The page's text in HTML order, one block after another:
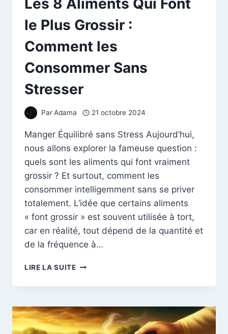
le Plus Grossir :
Comment les
Consommer Sans
Stresser
ParAdama 21 octobre 2024
Manger Équilibré sans Stress Aujourd’hui,
nous allons explorer la fameuse question :
quels sont les aliments qui font vraiment
grossir ? Et surtout, comment les
consommer intelligemment sans se priver
totalement. L’idée que certains aliments
« font grossir » est souvent utilisée à tort,
car en réalité, tout dépend de la quantité et
de la fréquence à…
LIRE LA SUITELES
ALIMENTS
FONT
LE
PLUS